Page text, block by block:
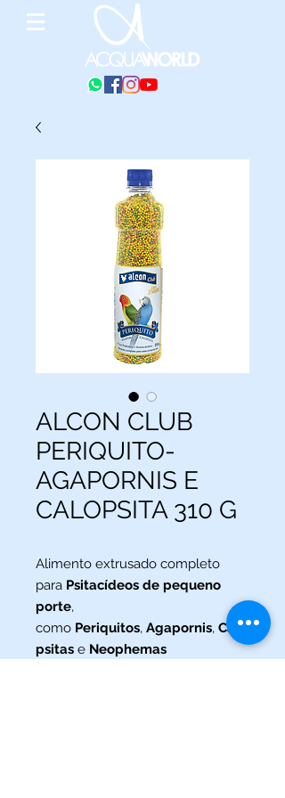
ALCON CLUB
PERIQUITO-
AGAPORNIS E
CALOPSITA 310 G
Alimento extrusado completo
para Psitacídeos de pequeno
porte,
como Periquitos, Agapornis, Calo
psitas e Neophemas